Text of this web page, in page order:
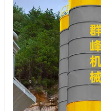
+86-18150503129
+86-18150503129
group@qunfeng.com
+86-595 22356782